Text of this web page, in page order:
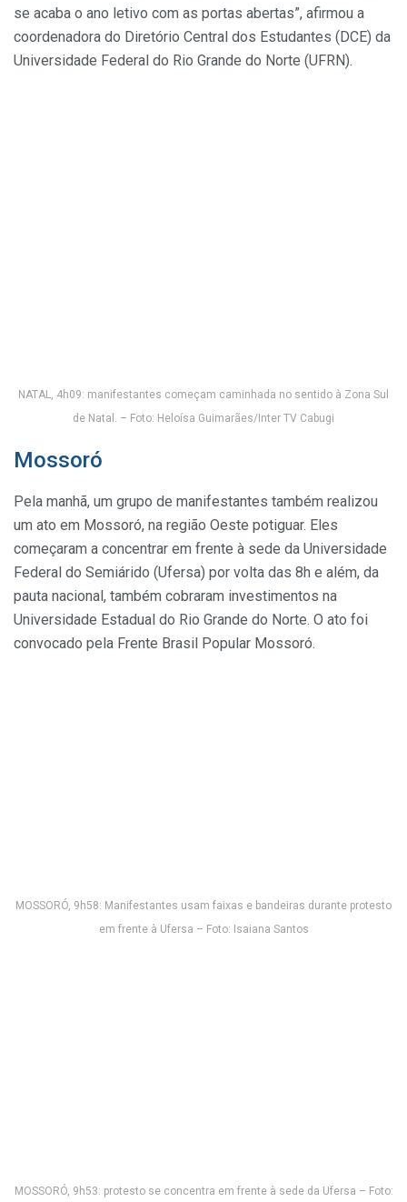
se acaba o ano letivo com as portas abertas”, afirmou a
coordenadora do Diretório Central dos Estudantes (DCE) da
Universidade Federal do Rio Grande do Norte (UFRN).
NATAL, 4h09: manifestantes começam caminhada no sentido à Zona Sul
de Natal. – Foto: Heloísa Guimarães/Inter TV Cabugi
Mossoró
Pela manhã, um grupo de manifestantes também realizou
um ato em Mossoró, na região Oeste potiguar. Eles
começaram a concentrar em frente à sede da Universidade
Federal do Semiárido (Ufersa) por volta das 8h e além, da
pauta nacional, também cobraram investimentos na
Universidade Estadual do Rio Grande do Norte. O ato foi
convocado pela Frente Brasil Popular Mossoró.
MOSSORÓ, 9h58: Manifestantes usam faixas e bandeiras durante protesto
em frente à Ufersa – Foto: Isaiana Santos
MOSSORÓ, 9h53: protesto se concentra em frente à sede da Ufersa – Foto: